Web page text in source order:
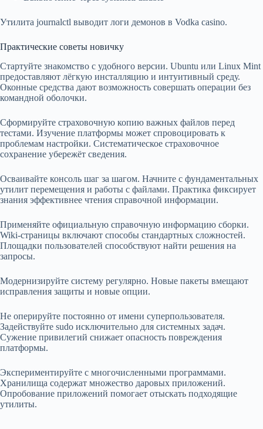
Утилита journalctl выводит логи демонов в Vodka casino.
Практические советы новичку
Стартуйте знакомство с удобного версии. Ubuntu или Linux Mint
предоставляют лёгкую инсталляцию и интуитивный среду.
Оконные средства дают возможность совершать операции без
командной оболочки.
Сформируйте страховочную копию важных файлов перед
тестами. Изучение платформы может спровоцировать к
проблемам настройки. Систематическое страховочное
сохранение убережёт сведения.
Осваивайте консоль шаг за шагом. Начните с фундаментальных
утилит перемещения и работы с файлами. Практика фиксирует
знания эффективнее чтения справочной информации.
Применяйте официальную справочную информацию сборки.
Wiki-страницы включают способы стандартных сложностей.
Площадки пользователей способствуют найти решения на
запросы.
Модернизируйте систему регулярно. Новые пакеты вмещают
исправления защиты и новые опции.
Не оперируйте постоянно от имени суперпользователя.
Задействуйте sudo исключительно для системных задач.
Сужение привилегий снижает опасность повреждения
платформы.
Экспериментируйте с многочисленными программами.
Хранилища содержат множество даровых приложений.
Опробование приложений помогает отыскать подходящие
утилиты.